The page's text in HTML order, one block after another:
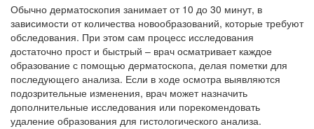
Обычно дерматоскопия занимает от 10 до 30 минут, в
зависимости от количества новообразований, которые требуют
обследования. При этом сам процесс исследования
достаточно прост и быстрый – врач осматривает каждое
образование с помощью дерматоскопа, делая пометки для
последующего анализа. Если в ходе осмотра выявляются
подозрительные изменения, врач может назначить
дополнительные исследования или порекомендовать
удаление образования для гистологического анализа.